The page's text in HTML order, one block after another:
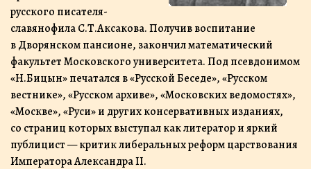
русского писателя-
славянофила С.Т.Аксакова. Получив воспитание
в Дворянском пансионе, закончил математический
факультет Московского университета. Под псевдонимом
«Н.Бицын» печатался в «Русской Беседе», «Русском
вестнике», «Русском архиве», «Московских ведомостях»,
«Москве», «Руси» и других консервативных изданиях,
со страниц которых выступал как литератор и яркий
публицист — критик либеральных реформ царствования
Императора Александра II.